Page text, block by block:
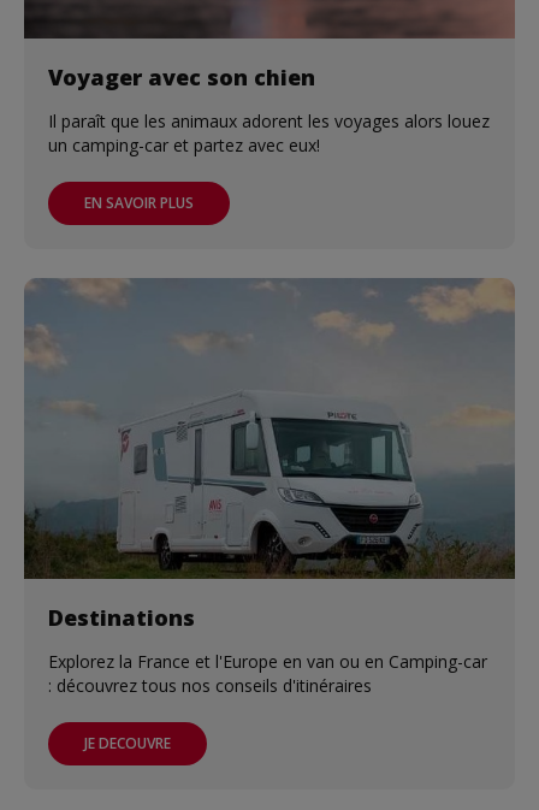
Voyager avec son chien
Il paraît que les animaux adorent les voyages alors louez
un camping-car et partez avec eux!
EN SAVOIR PLUS
Destinations
Explorez la France et l'Europe en van ou en Camping-car
: découvrez tous nos conseils d'itinéraires
JE DECOUVRE